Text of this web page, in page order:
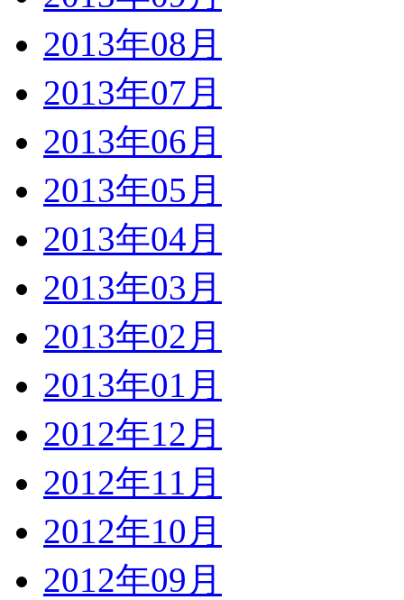
2013年08月
2013年07月
2013年06月
2013年05月
2013年04月
2013年03月
2013年02月
2013年01月
2012年12月
2012年11月
2012年10月
2012年09月